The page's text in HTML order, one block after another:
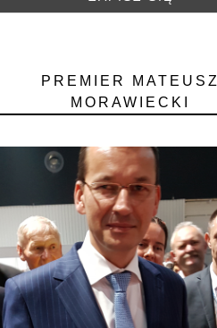
PREMIER MATEUSZ
MORAWIECKI